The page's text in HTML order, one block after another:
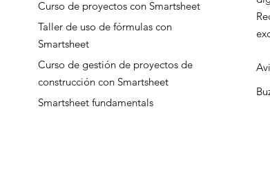
y
la
estratégicas
Curso de proyectos con Smartsheet
Taller de uso de fórmulas con
Smartsheet
Curso de gestión de proyectos de
construcción con Smartsheet
Smartsheet fundamentals